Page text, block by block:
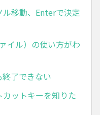
移動、Enterで決定
イル）の使い方がわ
了できない
ットキーを知りた